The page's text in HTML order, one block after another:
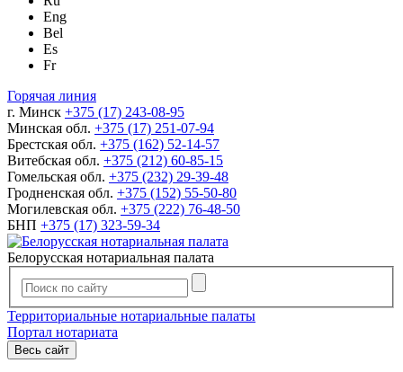
Eng
Bel
Es
Fr
Горячая линия
г. Минск +375 (17) 243-08-95
Минская обл. +375 (17) 251-07-94
Брестская обл. +375 (162) 52-14-57
Витебская обл. +375 (212) 60-85-15
Гомельская обл. +375 (232) 29-39-48
Гродненская обл. +375 (152) 55-50-80
Могилевская обл. +375 (222) 76-48-50
БНП +375 (17) 323-59-34
Белорусская нотариальная палата
Территориальные нотариальные палаты
Портал нотариата
Весь сайт